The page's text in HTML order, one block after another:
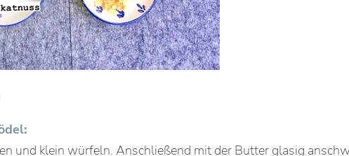
und klein würfeln. Anschließend mit der Butter glasig